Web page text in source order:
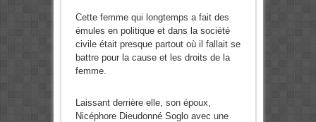
Cette femme qui longtemps a fait des
émules en politique et dans la société
civile était presque partout où il fallait se
battre pour la cause et les droits de la
femme.
Laissant derrière elle, son époux,
Nicéphore Dieudonné Soglo avec une